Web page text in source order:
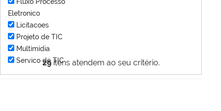
29itens atendem ao seu critério.
Eletronico
Licitacoes
Projeto de TIC
Multimídia
Servico de TIC